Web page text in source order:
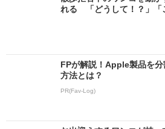
れる 「どうして！？」「
FPが解説！Apple製品を
方法とは？
PR(Fav-Log)